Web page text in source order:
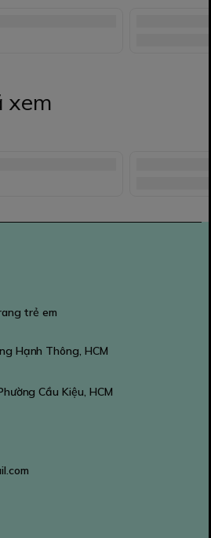
xem
trẻ em
Hạnh Thông, HCM
Cầu Kiệu, HCM